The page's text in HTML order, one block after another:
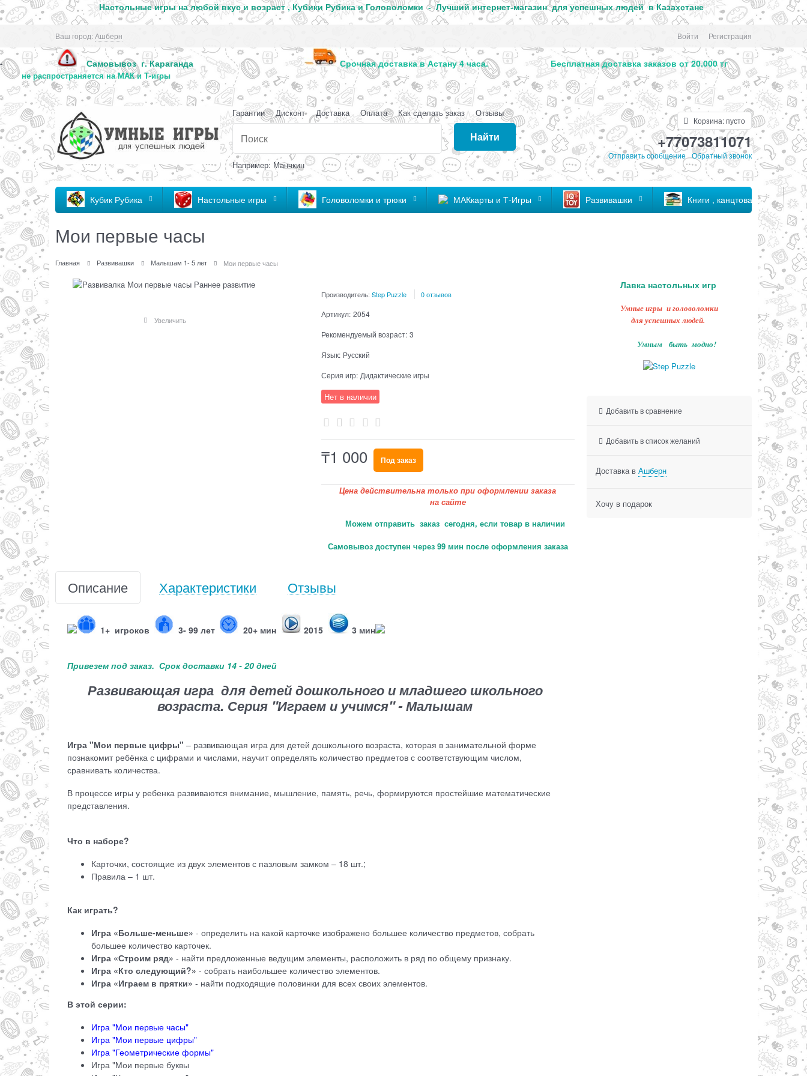
Настольные игры на любой вкус и возраст , Кубики Рубика и Головоломки - Лучший интернет-магазин для успешных людей в Казахстане
Ваш город:Ашберн Войти Регистрация
- Самовывоз г. Караганда Срочная доставка в Астану 4 часа. Бесплатная доставка заказов от 20.000 тг
не распространяется на МАК и Т-игры
Гарантии Дисконт Доставка Оплата Как сделать заказ Отзывы
Найти
Например: Манчкин
Корзина:пусто
+77073811071
Отправить сообщение Обратный звонок
Кубик Рубика Настольные игры Головоломки и трюки МАКкарты и Т-Игры Развивашки Книги , канцтовары
Мои первые часы
Главная Развивашки Малышам 1- 5 лет Мои первые часы
Увеличить
Производитель: Step Puzzle 0 отзывов
Артикул: 2054
Рекомендуемый возраст: 3
Язык: Русский
Серия игр: Дидактические игры
Нет в наличии
₸1 000 Под заказ
Цена действительна только при оформлении заказа
на сайте
Можем отправить заказ сегодня, если товар в наличии
Самовывоз доступен через 99 мин после оформления заказа
Описание Характеристики Отзывы
1+ игроков 3- 99 лет 20+ мин 2015 3 мин
Привезем под заказ. Срок доставки 14 - 20 дней
Развивающая игра для детей дошкольного и младшего школьного
возраста. Серия "Играем и учимся" - Малышам
Игра "Мои первые цифры" – развивающая игра для детей дошкольного возраста, которая в занимательной форме
познакомит ребёнка с цифрами и числами, научит определять количество предметов с соответствующим числом,
сравнивать количества.
В процессе игры у ребенка развиваются внимание, мышление, память, речь, формируются простейшие математические
представления.
Что в наборе?
Карточки, состоящие из двух элементов с пазловым замком – 18 шт.;
Правила – 1 шт.
Как играть?
Игра «Больше-меньше» - определить на какой карточке изображено большее количество предметов, собрать
большее количество карточек.
Игра «Строим ряд» - найти предложенные ведущим элементы, расположить в ряд по общему признаку.
Игра «Кто следующий?» - собрать наибольшее количество элементов.
Игра «Играем в прятки» - найти подходящие половинки для всех своих элементов.
В этой серии:
Игра "Мои первые часы"
Игра "Мои первые цифры"
Игра "Геометрические формы"
Игра "Мои первые буквы
Лавка настольных игр
Умные игры и головоломки
для успешных людей.
Умным быть модно!
Добавить в сравнение
Добавить в список желаний
Доставка в Ашберн
Хочу в подарок